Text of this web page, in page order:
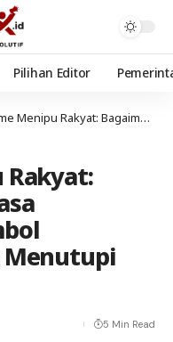
Pilihan Editor
Penguasa Menggunakan Simbol Kerakyatan untuk Menutupi Kekuasaan
Rakyat:
5 Min Read